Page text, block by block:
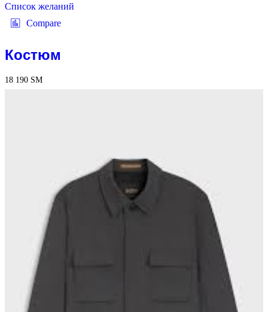
Список желаний
Compare
Костюм
18 190 ЅМ